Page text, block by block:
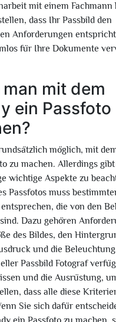
mit einem Fachmann
dass Ihr Passbild den
Anforderungen
für Ihre Dokumente
man mit dem
ein Passfoto
möglich, mit
zu machen. Allerdings gibt
wichtige Aspekte zu
Passfotos muss
die von den
Dazu gehören
des Bildes, den
und die
Passbild Fotograf
und die Ausrüstung,
dass alle diese
Sie sich dafür